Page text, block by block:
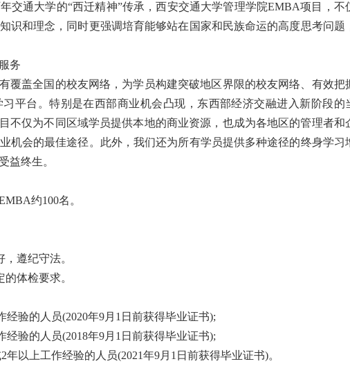
交通大学的“西迁精神”传承，西安交通大学管理学院EMBA项目，不
识和理念，同时更强调培育能够站在国家和民族命运的高度思考问题
务
覆盖全国的校友网络，为学员构建突破地区界限的校友网络、有效把
平台。特别是在西部商业机会凸现，东西部经济交融进入新阶段的
不仅为不同区域学员提供本地的商业资源，也成为各地区的管理者和
机会的最佳途径。此外，我们还为所有学员提供多种途径的终身学习
益终生。
约100名。
遵纪守法。
体检要求。
验的人员(2020年9月1日前获得毕业证书);
验的人员(2018年9月1日前获得毕业证书);
以上工作经验的人员(2021年9月1日前获得毕业证书)。